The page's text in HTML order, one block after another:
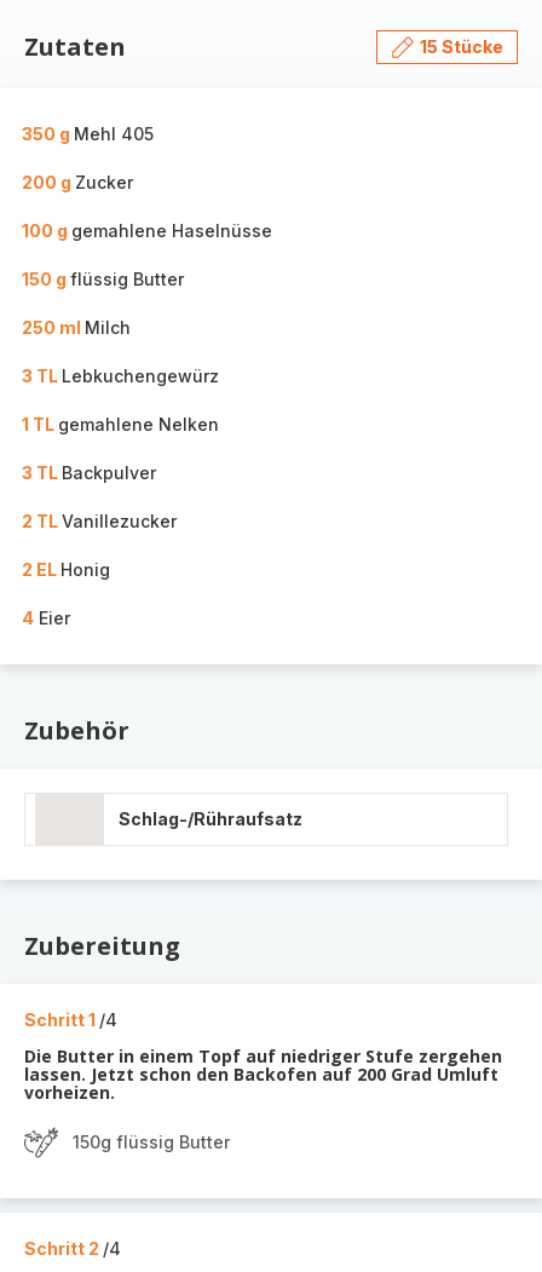
Zutaten 15 Stücke
350 g Mehl 405
200 g Zucker
100 g gemahlene Haselnüsse
150 g flüssig Butter
250 ml Milch
3 TL Lebkuchengewürz
1 TL gemahlene Nelken
3 TL Backpulver
2 TLVanillezucker
2 EL Honig
4 Eier
Zubehör
Schlag-/Rühraufsatz
Zubereitung
Schritt 1 /4
Die Butter in einem Topf auf niedriger Stufe zergehen
lassen. Jetzt schon den Backofen auf 200 Grad Umluft
vorheizen.
150g flüssig Butter
Schritt 2 /4